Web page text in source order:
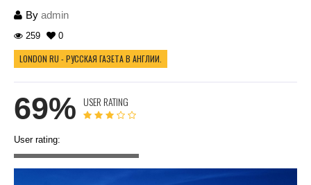
By admin
259 0
LONDON RU - РУССКАЯ ГАЗЕТА В АНГЛИИ.
69% USER RATING
User rating: